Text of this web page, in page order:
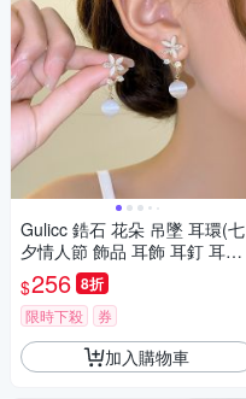
Gulicc 鋯石 花朵 吊墜 耳環(七
夕情人節 飾品 耳飾 耳釘 耳扣
耳環 生日禮物 )
$256 8折
限時下殺 券
加入購物車